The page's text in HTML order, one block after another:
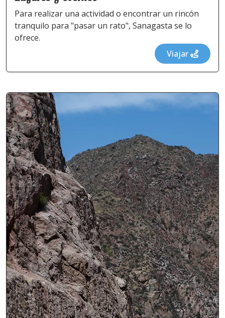
Para realizar una actividad o encontrar un rincón
tranquilo para "pasar un rato", Sanagasta se lo
ofrece.
Viajar